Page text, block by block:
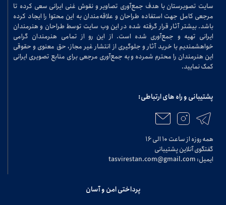
سایت تصویرستان با هدف جمع‌آوری تصاویر و نقوش غنی ایرانی سعی کرده تا
مرجعی کامل جهت استفاده طراحان و علاقه‌مندان به این محتوا را ایجاد کرده
باشد. بیشتر آثار قرار گرفته شده در این وب سایت توسط طراحان و هنرمندان
ایرانی تهیه و جمع‌آوری شده است. از این رو از تمامی هنرمندان گرامی
خواهشمندیم با خرید آثار و جلوگیری از انتشار غیر مجاز، حق معنوی و حقوقی
این هنرمندان را محترم شمرده و به جمع‌آوری مرجعی برای منابع تصویری ایرانی
کمک نمایید.
پشتیبانی و راه های ارتباطی:
همه روزه از ساعت ۱۰ الی ۱۶
گفتگوی آنلاین پشتیبانی
ایمیل: tasvirestan.com@gmail.com
پرداختی امن و آسان